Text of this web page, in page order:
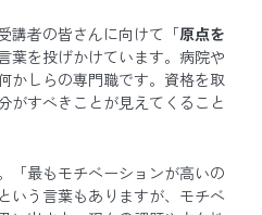
講者の皆さんに向けて「原点を
葉を投げかけています。病院や
かしらの専門職です。資格を取
がすべきことが見えてくること
「最もモチベーションが高いの
いう言葉もありますが、モチベ